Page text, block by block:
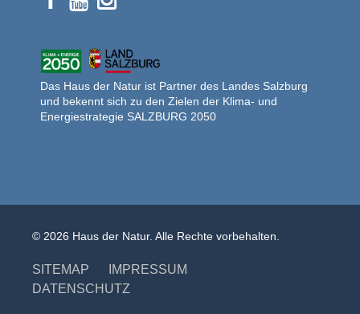
Das Haus der Natur ist Partner des Landes Salzburg
und bekennt sich zu den Zielen der Klima- und
Energiestrategie SALZBURG 2050
© 2026 Haus der Natur. Alle Rechte vorbehalten.
SITEMAP
IMPRESSUM
DATENSCHUTZ